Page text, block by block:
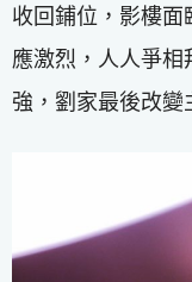
收回鋪位，影樓面
應激烈，人人爭
強，劉家最後改變